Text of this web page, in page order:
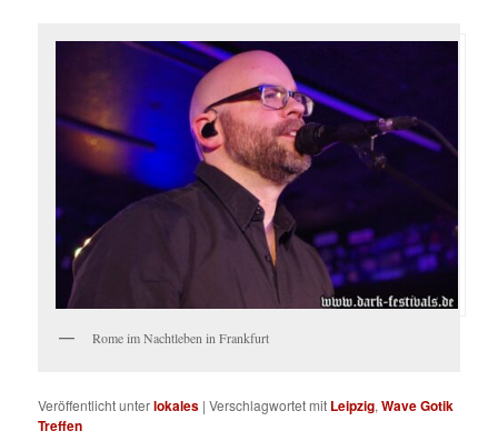
Rome im Nachtleben in Frankfurt
Veröffentlicht unterlokales |Verschlagwortet mit Leipzig,Wave Gotik
Treffen